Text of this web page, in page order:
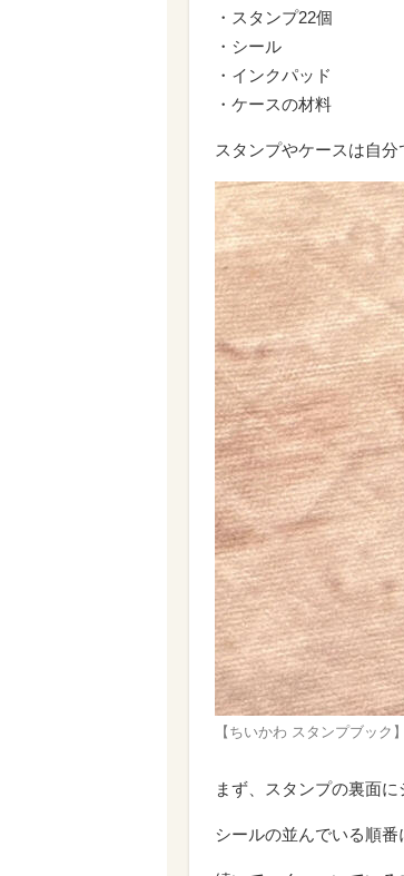
・スタンプ22個
・シール
・インクパッド
・ケースの材料
スタンプやケースは自分
【ちいかわ スタンプブック
まず、スタンプの裏面に
シールの並んでいる順番